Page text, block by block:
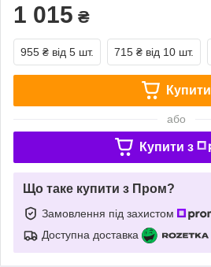
1 015 ₴
955 ₴ від 5 шт. 715 ₴ від 10 шт.
Купити
або
Купити з
Що таке купити з Пром?
Замовлення під захистом
Доступна доставка